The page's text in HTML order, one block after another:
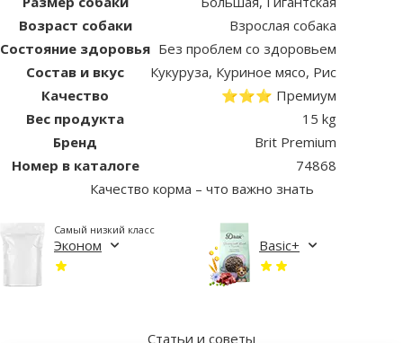
Возраст собаки
Взрослая собака
Состояние здоровья Без проблем со здоровьем
Состав и вкус
Кукуруза, Куриное мясо, Рис
Качество
⭐⭐⭐ Премиум
Вес продукта
15 kg
Бренд
Brit Premium
Номер в каталоге
74868
Качество корма – что важно знать
Эконом
Самый низкий класс
Basic+
Статьи и советы